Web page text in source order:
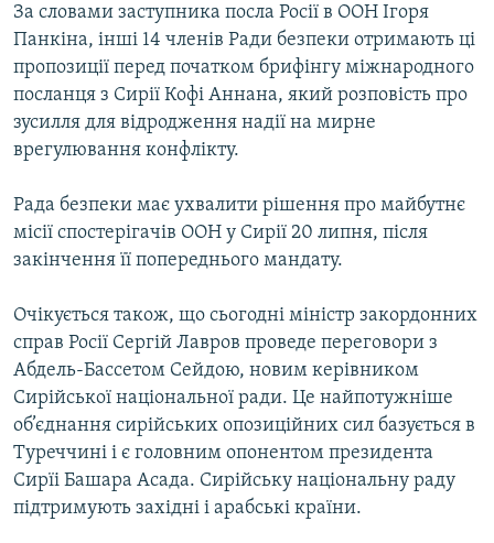
Усі сайти RFE/RL
За словами заступника посла Росії в ООН Ігоря
Панкіна, інші 14 членів Ради безпеки отримають ці
пропозиції перед початком брифінгу міжнародного
посланця з Сирії Кофі Аннана, який розповість про
зусилля для відродження надії на мирне
врегулювання конфлікту.
Рада безпеки має ухвалити рішення про майбутнє
місії спостерігачів ООН у Сирії 20 липня, після
закінчення її попереднього мандату.
Очікується також, що сьогодні міністр закордонних
справ Росії Сергій Лавров проведе переговори з
Абдель-Бассетом Сейдою, новим керівником
Сирійської національної ради. Це найпотужніше
об’єднання сирійських опозиційних сил базується в
Туреччині і є головним опонентом президента
Сирїі Башара Асада. Сирійську національну раду
підтримують західні і арабські країни.